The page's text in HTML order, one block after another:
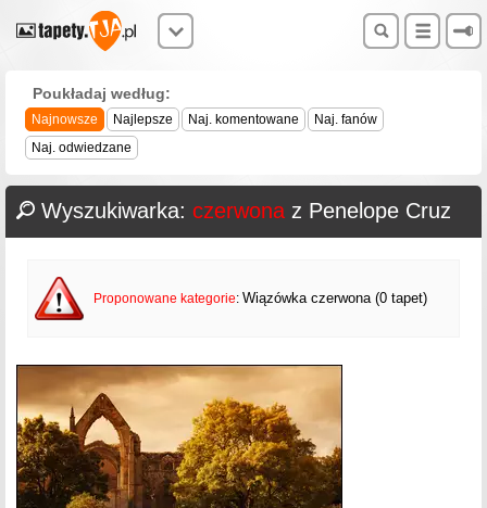
Poukładaj według:
Najnowsze Najlepsze Naj. komentowane
Naj. fanów
Naj. odwiedzane
Wyszukiwarka: czerwona z Penelope Cruz
Proponowane kategorie: Wiązówka czerwona (0 tapet)